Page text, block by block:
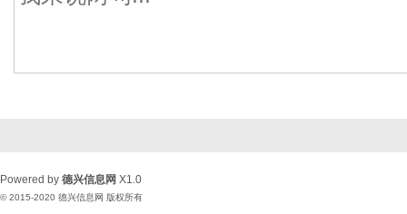
Powered by 德兴信息网 X1.0
© 2015-2020 德兴信息网 版权所有